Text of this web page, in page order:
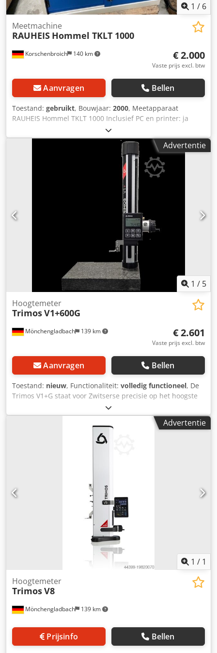
1 / 6
Korschenbroich 140 km
Meetmachine
RAUHEIS Hommel TKLT 1000
€ 2.000
Vaste prijs excl. btw
Aanvragen Bellen
Toestand: gebruikt, Bouwjaar: 2000, Meetapparaat
RAUHEIS Hommel TKLT 1000 Inclusief PC en printer: ja
Machinegewicht ca. 200 kg +++++ Houd er rekening mee
dat de machine gedemonteerd en gereed voor verlading
is. Om deze reden is demonstratie onder stroom of het
maken van een video niet mogelijk. Onze advertentie bevat
de meest representatieve foto's van de best mogelijke
kwaliteit. Het toezenden van extra foto's is helaas niet
mogelijk. Dcjdpfx Asg Si Snjlisk +++++
Advertentie
1 / 5
Mönchengladbach 139 km
Hoogtemeter
TrimosV1+600G
€ 2.601
Vaste prijs excl. btw
Aanvragen Bellen
Toestand: nieuw, Functionaliteit: volledig functioneel, De
Trimos V1+G staat voor Zwitserse precisie op het hoogste
niveau – gecombineerd met eenvoudige, intuïtieve
bediening. De massieve granieten basis zorgt voor
absolute stabiliteit en maakt het apparaat tot de perfecte
keuze voor precieze hoogte- en vergelijkingsmetingen in
werkplaats- en productieomgevingen. De V1+G is
meettaken en biedt dankzij bidirectionele meting ook
functies voor diameter-, middellijn- en referentiemetingen
– geheel zonder ingewikkelde menu’s of een lange
inwerktijd. Modellen V1+: V1+ – 600 Meetbereik (mm): 611
Dcjdpfx Ajxu T Hwjliek Nauwkeurigheid (mm): 0,025
Herhaalbaarheid (mm): 0,005 (Ø: 0,01) Resolutie (mm):
0,001 Meetkracht (N): 3 Autonomie (u): 2000 Max.
rijsnelheid (mm/s): 1500 Gewicht (kg): 15
Advertentie
1 / 1
Mönchengladbach 139 km
Hoogtemeter
TrimosV8
Prijsinfo Bellen